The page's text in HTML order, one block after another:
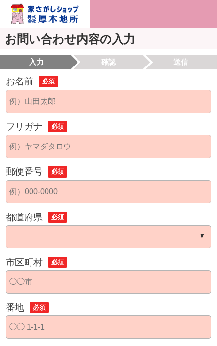
お問い合わせ内容の入力
入力 確認 送信
お名前 必須
フリガナ 必須
郵便番号 必須
都道府県 必須
市区町村 必須
番地 必須